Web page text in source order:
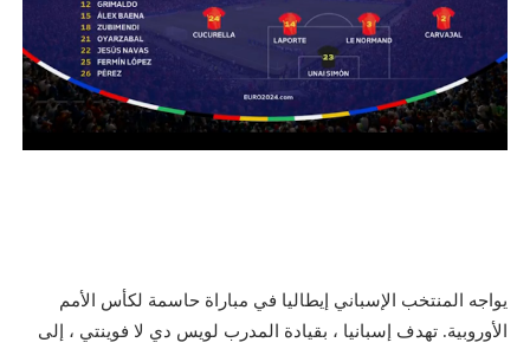
يواجه المنتخب الإسباني إيطاليا في مباراة حاسمة لكأس الأمم
الأوروبية. تهدف إسبانيا ، بقيادة المدرب لويس دي لا فوينتي ، إلى